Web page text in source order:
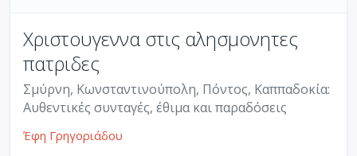
Χριστουγεννα στις αλησμονητες
πατριδες
Σμύρνη, Κωνσταντινούπολη, Πόντος, Καππαδοκία:
Αυθεντικές συνταγές, έθιμα και παραδόσεις
Έφη Γρηγοριάδου